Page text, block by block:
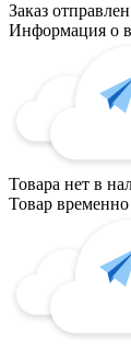
Заказ отправлен
Информация о
Товара нет в
Товар временно